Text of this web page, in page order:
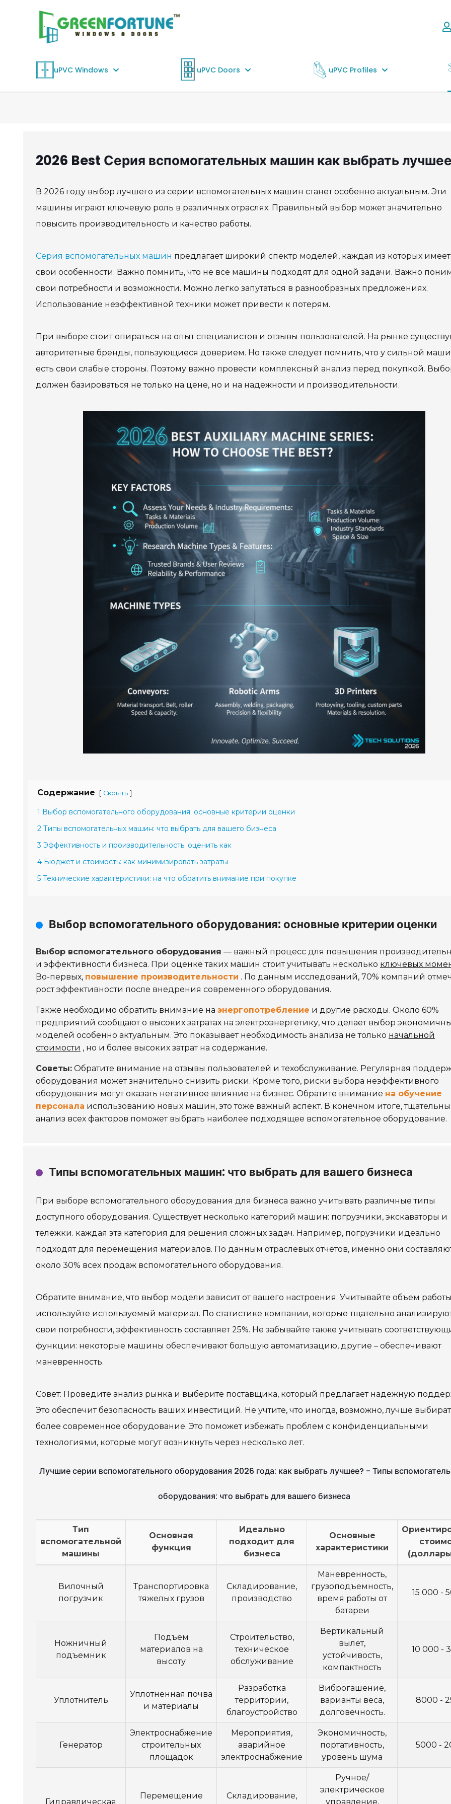
uPVC Windows uPVC Doors uPVC Profiles
2026 Best Серия вспомогательных машин как выбрать
В 2026 году выбор лучшего из серии вспомогательных машин станет особенно актуальным. Эти
машины играют ключевую роль в различных отраслях. Правильный выбор может значительно
повысить производительность и качество работы.
Серия вспомогательных машин предлагает широкий спектр моделей, каждая из которых имеет
свои особенности. Важно помнить, что не все машины подходят для одной задачи. Важно
свои потребности и возможности. Можно легко запутаться в разнообразных предложениях.
Использование неэффективной техники может привести к потерям.
При выборе стоит опираться на опыт специалистов и отзывы пользователей. На рынке
авторитетные бренды, пользующиеся доверием. Но также следует помнить, что у сильной
есть свои слабые стороны. Поэтому важно провести комплексный анализ перед покупкой.
должен базироваться не только на цене, но и на надежности и производительности.
Содержание [ Скрыть ]
1 Выбор вспомогательного оборудования: основные критерии оценки
2 Типы вспомогательных машин: что выбрать для вашего бизнеса
3 Эффективность и производительность: оценить как
4 Бюджет и стоимость: как минимизировать затраты
5 Технические характеристики: на что обратить внимание при покупке
Выбор вспомогательного оборудования: основные критерии оценки
Выбор вспомогательного оборудования — важный процесс для повышения
и эффективности бизнеса. При оценке таких машин стоит учитывать несколько ключевых
Во-первых, повышение производительности . По данным исследований, 70% компаний
рост эффективности после внедрения современного оборудования.
Также необходимо обратить внимание на энергопотребление и другие расходы. Около 60%
предприятий сообщают о высоких затратах на электроэнергетику, что делает выбор
моделей особенно актуальным. Это показывает необходимость анализа не только начальной
стоимости , но и более высоких затрат на содержание.
Советы: Обратите внимание на отзывы пользователей и техобслуживание. Регулярная
оборудования может значительно снизить риски. Кроме того, риски выбора неэффективного
оборудования могут оказать негативное влияние на бизнес. Обратите внимание на обучение
персонала использованию новых машин, это тоже важный аспект. В конечном итоге,
анализ всех факторов поможет выбрать наиболее подходящее вспомогательное оборудование.
Типы вспомогательных машин: что выбрать для вашего бизнеса
При выборе вспомогательного оборудования для бизнеса важно учитывать различные типы
доступного оборудования. Существует несколько категорий машин: погрузчики, экскаваторы и
тележки. каждая эта категория для решения сложных задач. Например, погрузчики идеально
подходят для перемещения материалов. По данным отраслевых отчетов, именно они
около 30% всех продаж вспомогательного оборудования.
Обратите внимание, что выбор модели зависит от вашего настроения. Учитывайте объем
используйте используемый материал. По статистике компании, которые тщательно
свои потребности, эффективность составляет 25%. Не забывайте также учитывать
функции: некоторые машины обеспечивают большую автоматизацию, другие – обеспечивают
маневренность.
Совет: Проведите анализ рынка и выберите поставщика, который предлагает надёжную
Это обеспечит безопасность ваших инвестиций. Не учтите, что иногда, возможно, лучше
более современное оборудование. Это поможет избежать проблем с конфиденциальными
технологиями, которые могут возникнуть через несколько лет.
Лучшие серии вспомогательного оборудования 2026 года: как выбрать лучшее? - Типы
оборудования: что выбрать для вашего бизнеса
Тип
вспомогательной
машины
Основная
функция
Идеально
подходит для
бизнеса
Основные
характеристики
Вилочный
погрузчик
Транспортировка
тяжелых грузов
Складирование,
производство
Маневренность,
грузоподъемность,
время работы от
батареи
15 000 -
Ножничный
подъемник
Подъем
материалов на
высоту
Строительство,
техническое
обслуживание
Вертикальный
вылет,
устойчивость,
компактность
10 000 -
Уплотнитель
Уплотненная почва
и материалы
Разработка
территории,
благоустройство
Виброгашение,
варианты веса,
долговечность.
8000 -
Генератор
Электроснабжение
строительных
площадок
Мероприятия,
аварийное
электроснабжение
Экономичность,
портативность,
уровень шума
5000 -
Гидравлическая
Перемещение
Складирование,
Ручное/
электрическое
управление,